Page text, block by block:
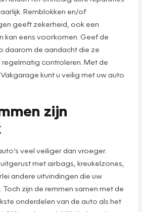
Remblokken en/of
geeft zekerheid, ook een
kan eens voorkomen. Geef de
daarom de aandacht die ze
regelmatig controleren. Met de
kunt u veilig met uw auto
zijn
veel veiliger dan vroeger.
met airbags, kreukelzones,
andere uitvindingen die uw
zijn de remmen samen met de
onderdelen van de auto als het